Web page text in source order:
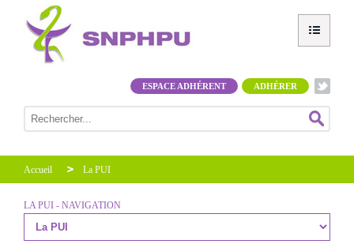
ADHÉRER
ESPACE ADHÉRENT
Accueil La PUI
LA PUI - NAVIGATION